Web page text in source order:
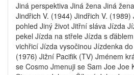
Jiná perspektiva Jiná žena Jiná
Jindřich V. (1944) Jindřich V.
pohled Jiný život Jitřní sláva Jízda
pekel Jízda na střele Jízda s
vichřicí Jízda vysočinou Jízdenka
(1976) Jižní Pacifik (TV) Jménem
se Cosmo Jmenuji se Sam Joe Joe